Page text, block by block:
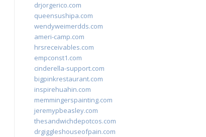
drjorgerico.com
queensushipa.com
wendyweimerdds.com
ameri-camp.com
hrsreceivables.com
empconst1.com
cinderella-support.com
bigpinkrestaurant.com
inspirehuahin.com
memmingerspainting.com
jeremypbeasley.com
thesandwichdepotcos.com
drgiggleshouseofpain.com